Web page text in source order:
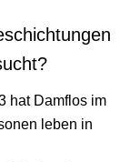
hat Damflos im
leben in